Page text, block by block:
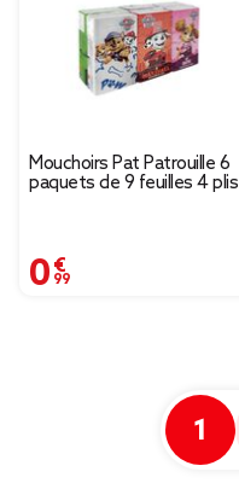
Mouchoirs Pat Patrouille 6
paquets de 9 feuilles 4 plis
0,99 €
1